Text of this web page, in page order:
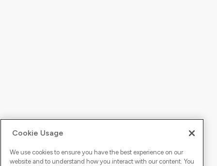
Cookie Usage
We use cookies to ensure you have the best experience on our
website and to understand how you interact with our content. You